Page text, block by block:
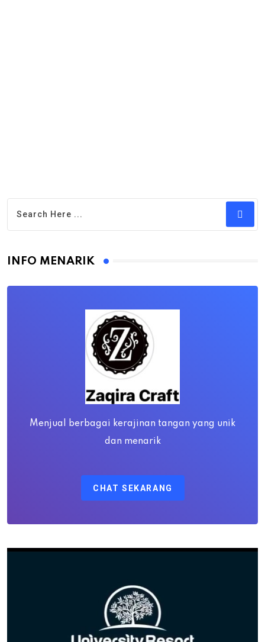
INFO MENARIK
Menjual berbagai kerajinan tangan yang unik
dan menarik
CHAT SEKARANG